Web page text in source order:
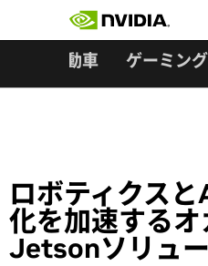
自動車 ゲーミング
ロボティクス
化を加速するオ
Jetsonソリュ